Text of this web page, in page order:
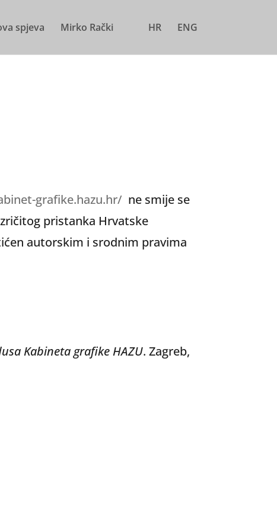
spjeva Mirko Rački HR ENG
grafike.hazu.hr/ ne smije se
pristanka Hrvatske
autorskim i srodnim pravima
Kabineta grafike HAZU. Zagreb,